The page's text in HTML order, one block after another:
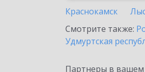
Краснокамск
Смотрите также:
Удмуртская
Партнеры в вашем